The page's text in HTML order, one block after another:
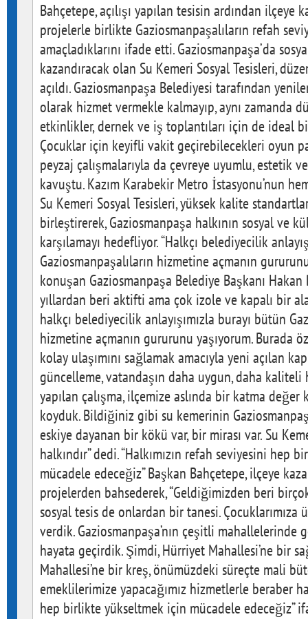
Bahçetepe, açılışı yapılan tesisin ardından ilçeye
projelerle birlikte Gaziosmanpaşalıların refah
amaçladıklarını ifade etti. Gaziosmanpaşa’da
kazandıracak olan Su Kemeri Sosyal Tesisleri,
açıldı. Gaziosmanpaşa Belediyesi tarafından
olarak hizmet vermekle kalmayıp, aynı zamanda
etkinlikler, dernek ve iş toplantıları için de ideal
Çocuklar için keyifli vakit geçirebilecekleri oyun
peyzaj çalışmalarıyla da çevreye uyumlu, estetik
kavuştu. Kazım Karabekir Metro İstasyonu’nun
Su Kemeri Sosyal Tesisleri, yüksek kalite
birleştirerek, Gaziosmanpaşa halkının sosyal ve
karşılamayı hedefliyor. “Halkçı belediyecilik
Gaziosmanpaşalıların hizmetine açmanın
konuşan Gaziosmanpaşa Belediye Başkanı Hakan
yıllardan beri aktifti ama çok izole ve kapalı bir
halkçı belediyecilik anlayışımızla burayı bütün
hizmetine açmanın gururunu yaşıyorum. Burada
kolay ulaşımını sağlamak amacıyla yeni açılan
güncelleme, vatandaşın daha uygun, daha
yapılan çalışma, ilçemize aslında bir katma değer
koyduk. Bildiğiniz gibi su kemerinin
eskiye dayanan bir kökü var, bir mirası var. Su
halkındır” dedi. “Halkımızın refah seviyesini hep
mücadele edeceğiz” Başkan Bahçetepe, ilçeye
projelerden bahsederek, “Geldiğimizden beri
sosyal tesis de onlardan bir tanesi.
verdik. Gaziosmanpaşa’nın çeşitli mahallelerinde
hayata geçirdik. Şimdi, Hürriyet Mahallesi’ne bir
Mahallesi’ne bir kreş, önümüzdeki süreçte mali
emeklilerimize yapacağımız hizmetlerle beraber
hep birlikte yükseltmek için mücadele edeceğiz”